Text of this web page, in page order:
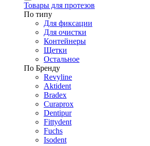
Товары для протезов
По типу
Для фиксации
Для очистки
Контейнеры
Щетки
Остальное
По Бренду
Revyline
Aktident
Bradex
Curaprox
Dentipur
Fittydent
Fuchs
Isodent